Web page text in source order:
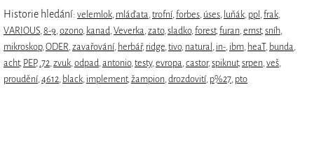
Historie hledání: velemlok, mláďata,trofní,forbes, úses, luňák, ppl ,frak,
VARIOUS,8-9,ozono, kanad,Veverka,zato,sladko,forest,furan,ernst,sníh,
mikroskop,ODER,zavařování, herbář, ridge,tivo, natural , in-, ibm, heaT, bunda,
acht, PEP, .72,zvuk,odpad,antonio,testy,evropa,castor,spiknut,srpen,veš,
proudění,4612, black, implement,žampion,drozdovití, p%27, pto